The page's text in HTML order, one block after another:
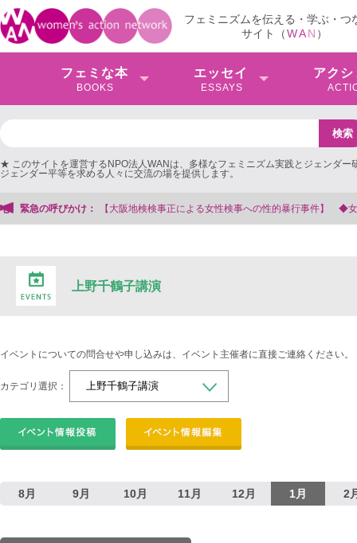
フェミニズムを伝える・学ぶ・つ
サイト（WAN ）
フェミな本
BOOKS
エッセイ
ESSAYS
アクシ
★ このサイトを運営するNPO法人WANは、多様なフェミニズム実践とジェンダー
ジェンダー平等を求める人々に交流の場を提供します。
緊急の呼びかけ：
地検検事正による女性検事への性的暴行事件】 ◆女性検事を支援する会事務局
上野千鶴子講演
イベントについての問合せや申し込みは、イベント主催者に直接ご連絡ください。
カテゴリ選択：
8月 9月 10月 11月 12月 1月 2